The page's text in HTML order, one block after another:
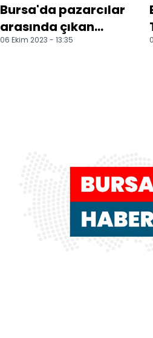
Bursa'da pazarcılar
arasında çıkan
kavgada 3 kişi
06 Ekim 2023 - 13:35